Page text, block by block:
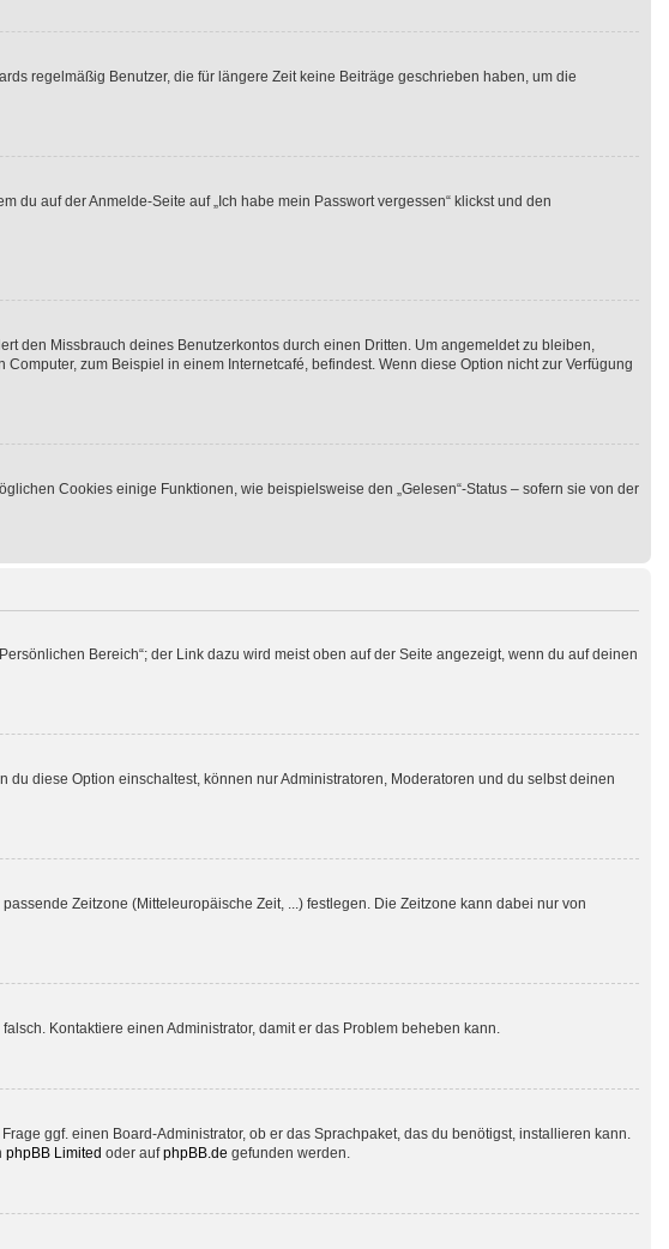
regelmäßig Benutzer, die für längere Zeit keine Beiträge geschrieben haben, um die
du auf der Anmelde-Seite auf „Ich habe mein Passwort vergessen“ klickst und den
den Missbrauch deines Benutzerkontos durch einen Dritten. Um angemeldet zu bleiben,
zum Beispiel in einem Internetcafé, befindest. Wenn diese Option nicht zur Verfügung
Cookies einige Funktionen, wie beispielsweise den „Gelesen“-Status – sofern sie von der
Bereich“; der Link dazu wird meist oben auf der Seite angezeigt, wenn du auf deinen
diese Option einschaltest, können nur Administratoren, Moderatoren und du selbst deinen
Zeitzone (Mitteleuropäische Zeit, ...) festlegen. Die Zeitzone kann dabei nur von
Kontaktiere einen Administrator, damit er das Problem beheben kann.
ggf. einen Board-Administrator, ob er das Sprachpaket, das du benötigst, installieren kann.
phpBB Limited oder aufphpBB.de gefunden werden.